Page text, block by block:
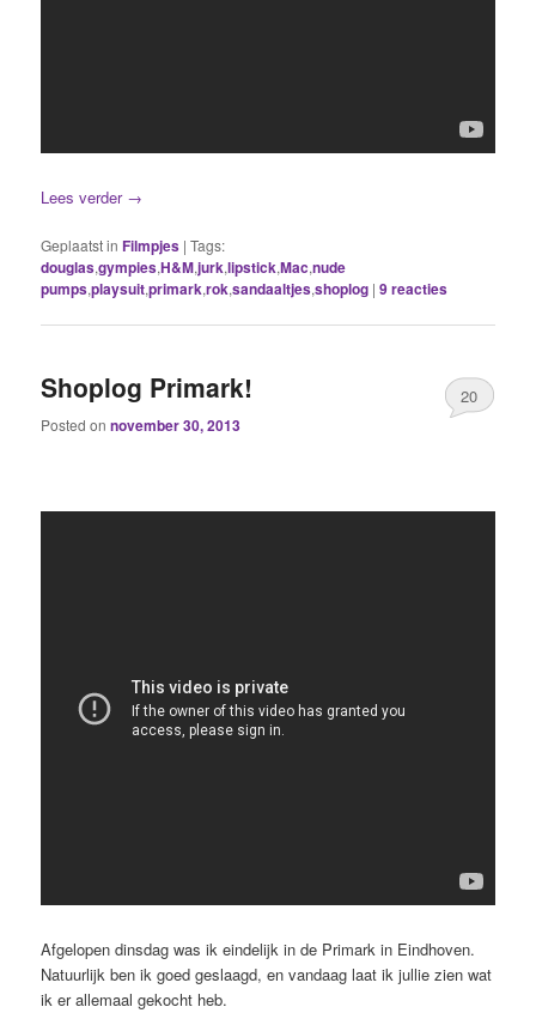
Lees verder →
Geplaatst in Filmpjes |Tags:
douglas,gympies,H&M,jurk,lipstick,Mac,nude
pumps,playsuit,primark,rok,sandaaltjes,shoplog |9reacties
Shoplog Primark!
Posted onnovember 30, 2013
20
Afgelopen dinsdag was ik eindelijk in de Primark in Eindhoven.
Natuurlijk ben ik goed geslaagd, en vandaag laat ik jullie zien wat
ik er allemaal gekocht heb.